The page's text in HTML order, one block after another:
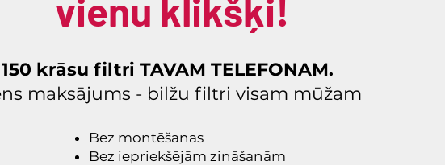
vienu klikšķi!
150 krāsu filtri TAVAM TELEFONAM.
maksājums - bilžu filtri visam mūžam
Bez montēšanas
Bez iepriekšējām zināšanām